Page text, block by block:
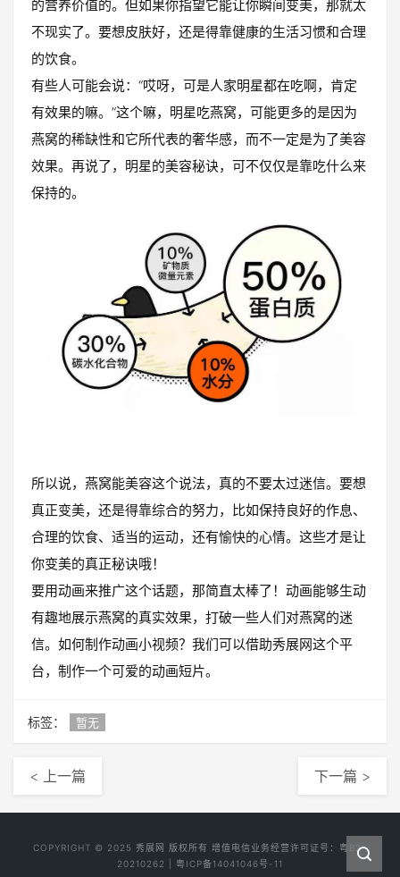
的营养价值的。但如果你指望它能让你瞬间变美，那就太
不现实了。要想皮肤好，还是得靠健康的生活习惯和合理
的饮食。
有些人可能会说：“哎呀，可是人家明星都在吃啊，肯定
有效果的嘛。”这个嘛，明星吃燕窝，可能更多的是因为
燕窝的稀缺性和它所代表的奢华感，而不一定是为了美容
效果。再说了，明星的美容秘诀，可不仅仅是靠吃什么来
保持的。
所以说，燕窝能美容这个说法，真的不要太过迷信。要想
真正变美，还是得靠综合的努力，比如保持良好的作息、
合理的饮食、适当的运动，还有愉快的心情。这些才是让
你变美的真正秘诀哦！
要用动画来推广这个话题，那简直太棒了！动画能够生动
有趣地展示燕窝的真实效果，打破一些人们对燕窝的迷
信。如何制作动画小视频？我们可以借助秀展网这个平
台，制作一个可爱的动画短片。
标签： 暂无
< 上一篇 下一篇 >
COPYRIGHT © 2025 秀展网 版权所有 增值电信业务经营许可证号： 粤B2-
20210262
粤ICP备14041046号-11